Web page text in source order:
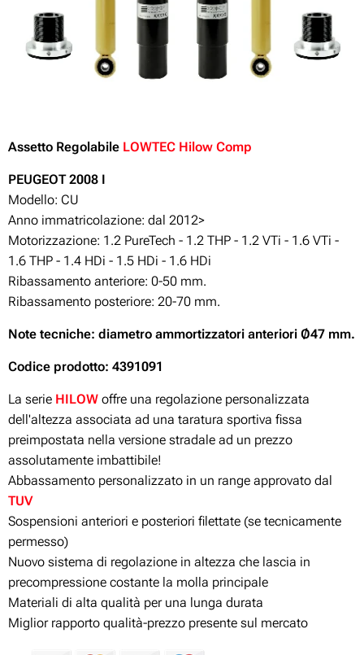
Assetto Regolabile LOWTEC Hilow Comp
PEUGEOT 2008 I
Modello: CU
Anno immatricolazione: dal 2012>
Motorizzazione: 1.2 PureTech - 1.2 THP - 1.2 VTi - 1.6 VTi -
1.6 THP - 1.4 HDi - 1.5 HDi - 1.6 HDi
Ribassamento anteriore: 0-50 mm.
Ribassamento posteriore: 20-70 mm.
Note tecniche: diametro ammortizzatori anteriori Ø47 mm.
Codice prodotto: 4391091
La serie HILOW offre una regolazione personalizzata
dell'altezza associata ad una taratura sportiva fissa
preimpostata nella versione stradale ad un prezzo
assolutamente imbattibile!
Abbassamento personalizzato in un range approvato dal
TUV
Sospensioni anteriori e posteriori filettate (se tecnicamente
permesso)
Nuovo sistema di regolazione in altezza che lascia in
precompressione costante la molla principale
Materiali di alta qualità per una lunga durata
Miglior rapporto qualità-prezzo presente sul mercato